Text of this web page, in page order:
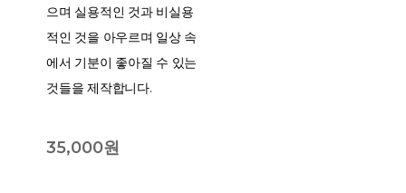
으며 실용적인 것과 비실용
적인 것을 아우르며 일상 속
에서 기분이 좋아질 수 있는
것들을 제작합니다.
35,000원